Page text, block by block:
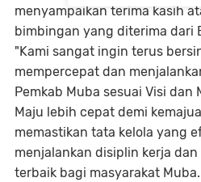
menyampaikan terima kasih
bimbingan yang diterima dari
"Kami sangat ingin terus
mempercepat dan
Pemkab Muba sesuai Visi dan
Maju lebih cepat demi
memastikan tata kelola yang
menjalankan disiplin kerja
terbaik bagi masyarakat